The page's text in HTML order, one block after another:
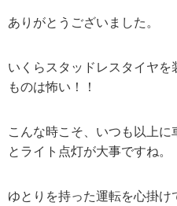
ありがとうございました。
いくらスタッドレスタイヤ
ものは怖い！！
こんな時こそ、いつも以上
とライト点灯が大事ですね。
ゆとりを持った運転を心掛け